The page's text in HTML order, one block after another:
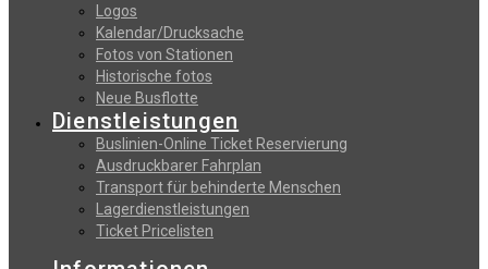
Logos
Kalendar/Drucksache
Fotos von Stationen
Historische fotos
Neue Busflotte
Dienstleistungen
Buslinien-Online Ticket Reservierung
Αusdruckbarer Fahrplan
Transport für behinderte Menschen
Lagerdienstleistungen
Ticket Pricelisten